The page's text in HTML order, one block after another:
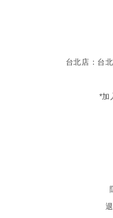
台北店：台
*加